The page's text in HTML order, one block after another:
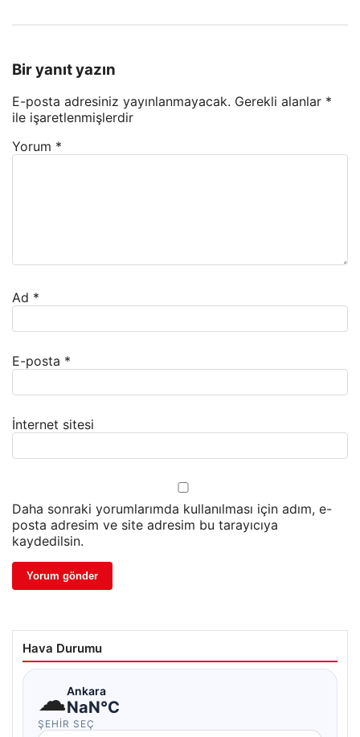
Bir yanıt yazın
E-posta adresiniz yayınlanmayacak. Gerekli alanlar *
ile işaretlenmişlerdir
Yorum *
Ad *
E-posta *
İnternet sitesi
Daha sonraki yorumlarımda kullanılması için adım, e-
posta adresim ve site adresim bu tarayıcıya
kaydedilsin.
Hava Durumu
☁Ankara
NaN°C
ŞEHIR SEÇ